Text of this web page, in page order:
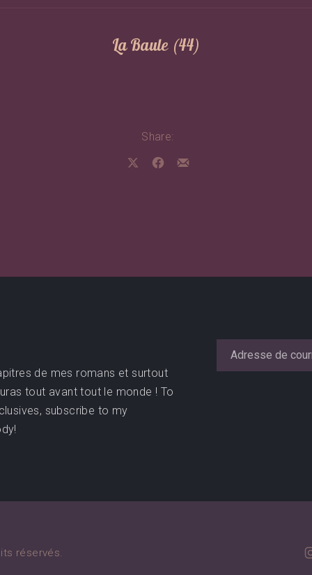
La Baule (44)
Share:
de mes romans et surtout
tout avant tout le monde ! To
subscribe to my
réservés.